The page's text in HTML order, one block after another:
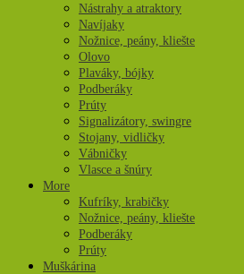
Nástrahy a atraktory
Navíjaky
Nožnice, peány, kliešte
Olovo
Plaváky, bójky
Podberáky
Prúty
Signalizátory, swingre
Stojany, vidličky
Vábničky
Vlasce a šnúry
More
Kufríky, krabičky
Nožnice, peány, kliešte
Podberáky
Prúty
Muškárina